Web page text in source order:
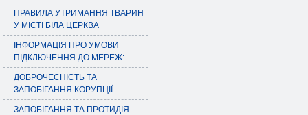
ПРАВИЛА УТРИМАННЯ ТВАРИН
У МІСТІ БІЛА ЦЕРКВА
ІНФОРМАЦІЯ ПРО УМОВИ
ПІДКЛЮЧЕННЯ ДО МЕРЕЖ:
ДОБРОЧЕСНІСТЬ ТА
ЗАПОБІГАННЯ КОРУПЦІЇ
ЗАПОБІГАННЯ ТА ПРОТИДІЯ